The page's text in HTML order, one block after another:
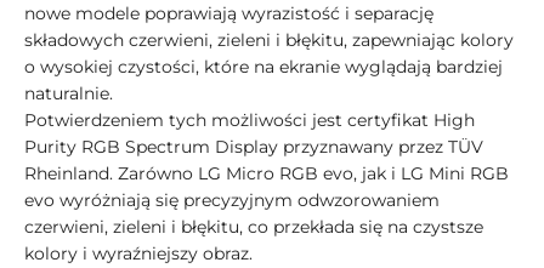
nowe modele poprawiają wyrazistość i separację
składowych czerwieni, zieleni i błękitu, zapewniając kolory
o wysokiej czystości, które na ekranie wyglądają bardziej
naturalnie.
Potwierdzeniem tych możliwości jest certyfikat High
Purity RGB Spectrum Display przyznawany przez TÜV
Rheinland. Zarówno LG Micro RGB evo, jak i LG Mini RGB
evo wyróżniają się precyzyjnym odwzorowaniem
czerwieni, zieleni i błękitu, co przekłada się na czystsze
kolory i wyraźniejszy obraz.